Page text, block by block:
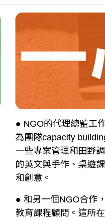
● NGO的代理總監工
為團隊capacity
一些專案管理和田野
的英文與手作、桌遊
和創意。
● 和另一個NGO合作
教育課程顧問。這所